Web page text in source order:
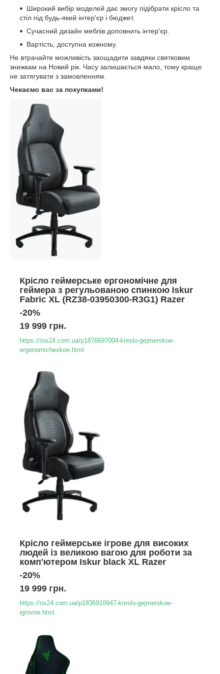
Широкий вибір моделей дає змогу підібрати крісло та
стіл під будь-який інтер'єр і бюджет.
Сучасний дизайн меблів доповнить інтер'єр.
Вартість, доступна кожному.
Не втрачайте можливість заощадити завдяки святковим
знижкам на Новий рік. Часу залишається мало, тому краще
не затягувати з замовленням.
Чекаємо вас за покупками!
Крісло геймерське ергономічне для
геймера з регульованою спинкою Iskur
Fabric XL (RZ38-03950300-R3G1) Razer
-20%
19 999 грн.
https:///os24.com.ua/p1876697004-kreslo-gejmerskoe-
ergonomicheskoe.html
Крісло геймерське ігрове для високих
людей із великою вагою для роботи за
комп'ютером Iskur black XL Razer
-20%
19 999 грн.
https://os24.com.ua/p1836910947-kreslo-gejmerskoe-
igrovoe.html